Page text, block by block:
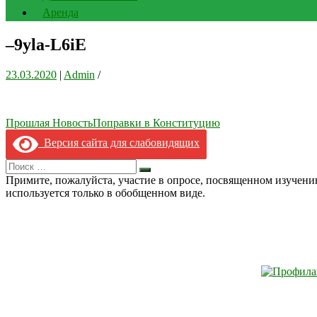
Аренда
–9yla-L6iE
23.03.2020 | Admin /
Навигация
по
записям
Прошлая НовостьПоправки в Конституцию
Версия сайта для слабовидящих
Search
for:
Искать
Примите, пожалуйста, участие в опросе, посвященном
используется только в обобщенном виде.